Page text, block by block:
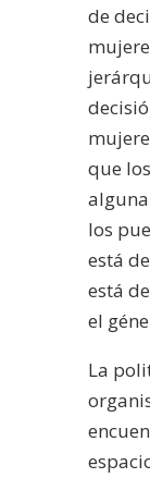
de
que
los
está
está
el
La